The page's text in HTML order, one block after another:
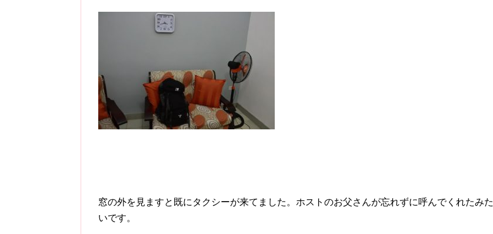
窓の外を見ますと既にタクシーが来てました。ホストのお父さんが忘れずに呼んでくれたみた
いです。